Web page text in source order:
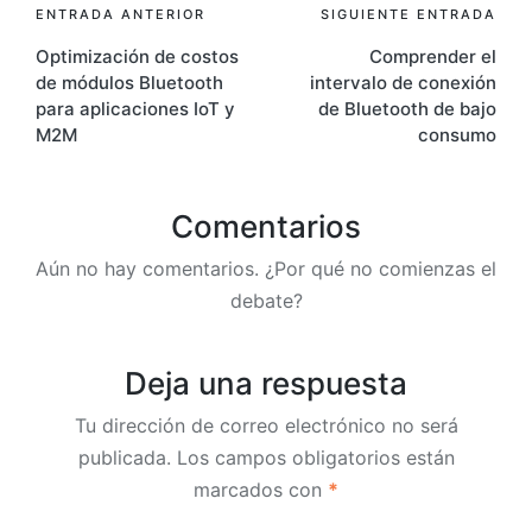
Navegación
de
entradas
ENTRADA ANTERIOR
Optimización de costos
de módulos Bluetooth
para aplicaciones IoT y
M2M
SIGUIENTE ENTRADA
Comprender el
intervalo de conexión
de Bluetooth de bajo
consumo
Comentarios
Aún no hay comentarios. ¿Por qué no comienzas el
debate?
Deja una respuesta
Tu dirección de correo electrónico no será
publicada. Los campos obligatorios están
marcados con *